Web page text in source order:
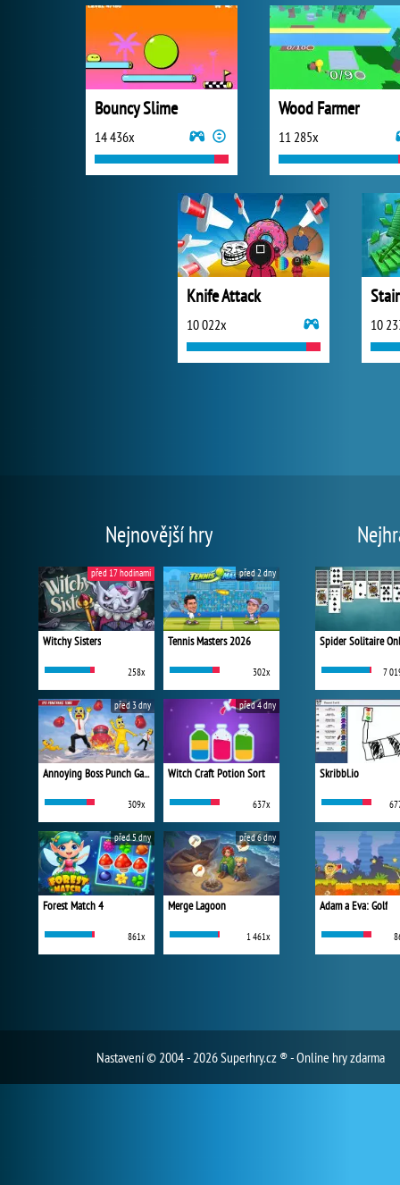
Bouncy Slime
14 436x
Wood Farmer
11 285x
Knife Attack
10 022x 10
Nejnovější hry
Witchy Sisters
258x
před 17 hodinami
Tennis Masters 2026
302x
před 2 dny
Annoying Boss Punch Game
309x
před 3 dny
Witch Craft Potion Sort
637x
před 4 dny
Forest Match 4
861x
před 5 dny
Merge Lagoon
1 461x
před 6 dny
Spider Solitaire
7
Skribbl.io
Adam a Eva: Golf
Nastavení© 2004 - 2026 Superhry.cz ® - Online hry zdarma